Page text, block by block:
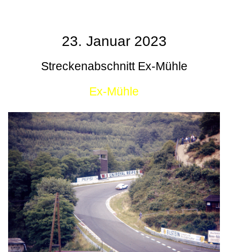
23. Januar 2023
Streckenabschnitt Ex-Mühle
Ex-Mühle